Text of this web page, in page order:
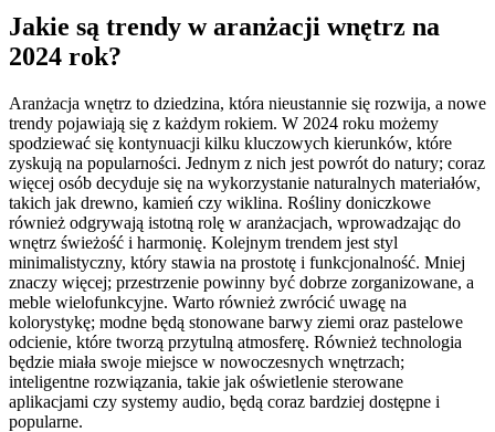
Jakie są trendy w aranżacji wnętrz na
2024 rok?
Aranżacja wnętrz to dziedzina, która nieustannie się rozwija, a nowe
trendy pojawiają się z każdym rokiem. W 2024 roku możemy
spodziewać się kontynuacji kilku kluczowych kierunków, które
zyskują na popularności. Jednym z nich jest powrót do natury; coraz
więcej osób decyduje się na wykorzystanie naturalnych materiałów,
takich jak drewno, kamień czy wiklina. Rośliny doniczkowe
również odgrywają istotną rolę w aranżacjach, wprowadzając do
wnętrz świeżość i harmonię. Kolejnym trendem jest styl
minimalistyczny, który stawia na prostotę i funkcjonalność. Mniej
znaczy więcej; przestrzenie powinny być dobrze zorganizowane, a
meble wielofunkcyjne. Warto również zwrócić uwagę na
kolorystykę; modne będą stonowane barwy ziemi oraz pastelowe
odcienie, które tworzą przytulną atmosferę. Również technologia
będzie miała swoje miejsce w nowoczesnych wnętrzach;
inteligentne rozwiązania, takie jak oświetlenie sterowane
aplikacjami czy systemy audio, będą coraz bardziej dostępne i
popularne.